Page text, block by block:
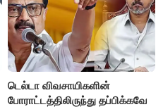
டெல்டா விவசாயிகளின்
போராட்டத்திலிருந்து தப்பிக்கவே